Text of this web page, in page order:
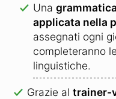
Una
applicata nella
assegnati ogni
completeranno
linguistiche.
Grazie al trainer-